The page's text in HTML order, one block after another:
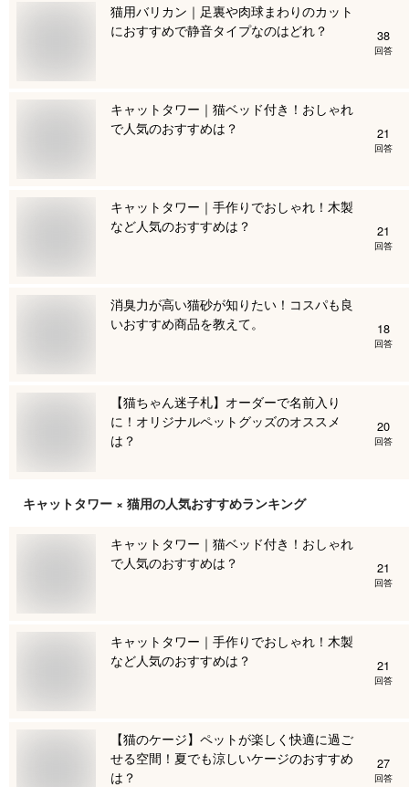
猫用バリカン｜足裏や肉球まわりのカット
におすすめで静音タイプなのはどれ？
38
回答
キャットタワー｜猫ベッド付き！おしゃれ
で人気のおすすめは？
21
回答
キャットタワー｜手作りでおしゃれ！木製
など人気のおすすめは？
21
回答
消臭力が高い猫砂が知りたい！コスパも良
いおすすめ商品を教えて。
18
回答
【猫ちゃん迷子札】オーダーで名前入り
に！オリジナルペットグッズのオススメ
は？
20
回答
キャットタワー × 猫用の人気おすすめランキング
キャットタワー｜猫ベッド付き！おしゃれ
で人気のおすすめは？
21
回答
キャットタワー｜手作りでおしゃれ！木製
など人気のおすすめは？
21
回答
【猫のケージ】ペットが楽しく快適に過ご
せる空間！夏でも涼しいケージのおすすめ
は？
27
回答